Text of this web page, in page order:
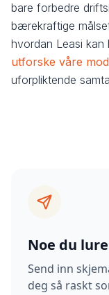
bare forbedre
bærekraftige
hvordan Leasi kan
utforske våre
uforpliktende
Noe du
Send inn
deg så raskt